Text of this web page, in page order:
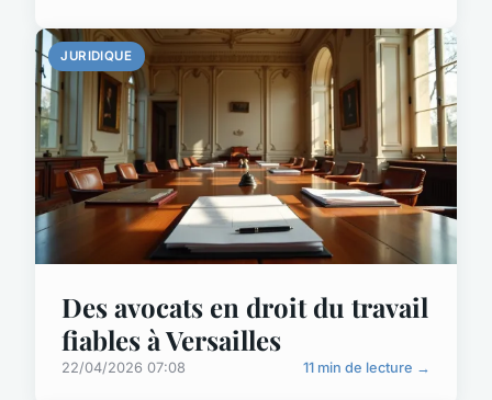
JURIDIQUE
Des avocats en droit du travail
fiables à Versailles
22/04/2026 07:08 11 min de lecture →